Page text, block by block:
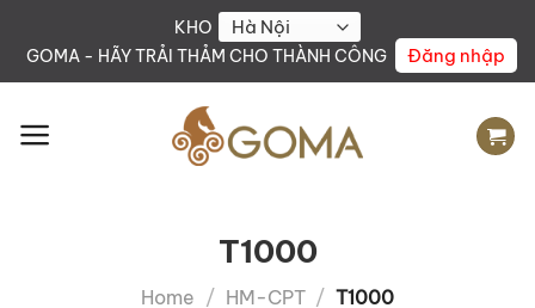
KHO
GOMA - HÃY TRẢI THẢM CHO THÀNH CÔNG
Đăng nhập
T1000
Home / HM-CPT / T1000